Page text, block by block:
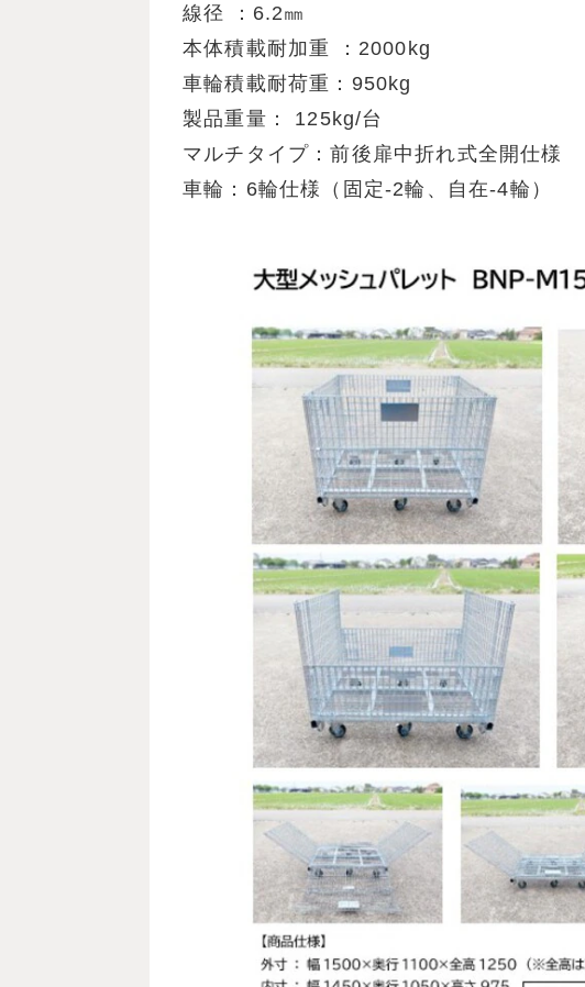
線径 ：6.2㎜
本体積載耐加重 ：2000kg
車輪積載耐荷重：950kg
製品重量： 125kg/台
マルチタイプ：前後扉中折れ式全開仕様
車輪：6輪仕様（固定-2輪、自在-4輪）